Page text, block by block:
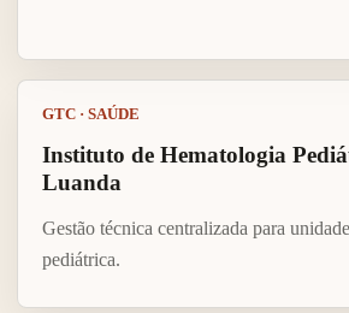
GTC · SAÚDE
Instituto de Hematologia
Luanda
Gestão técnica centralizada para
pediátrica.